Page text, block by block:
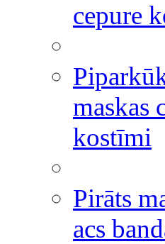
cepure
maskas
kostīmi
Pirāts
acs